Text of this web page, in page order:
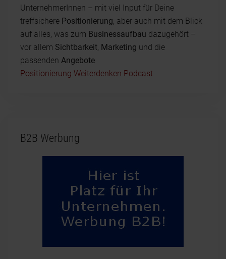
UnternehmerInnen – mit viel Input für Deine
treffsichere Positionierung, aber auch mit dem Blick
auf alles, was zum Businessaufbau dazugehört –
vor allem Sichtbarkeit, Marketing und die
passenden Angebote
Positionierung Weiterdenken Podcast
B2B Werbung